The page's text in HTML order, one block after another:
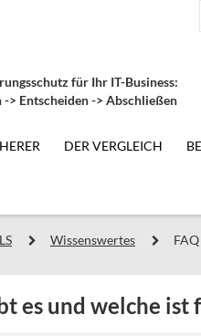
für Ihr IT-Business:
> Entscheiden -> Abschließen
DER VERGLEICH
Wissenswertes FAQ
es und welche ist